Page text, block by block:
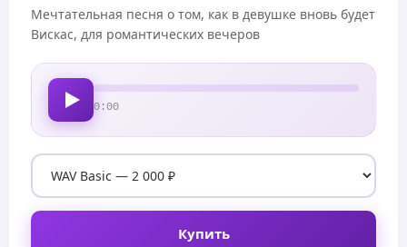
Мечтательная песня о том, как в девушке вновь будет
Вискас, для романтических вечеров
0:00
Купить